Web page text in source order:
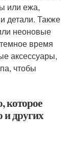
или ежа,
детали. Также
неоновые
время
аксессуары,
чтобы
которое
и других